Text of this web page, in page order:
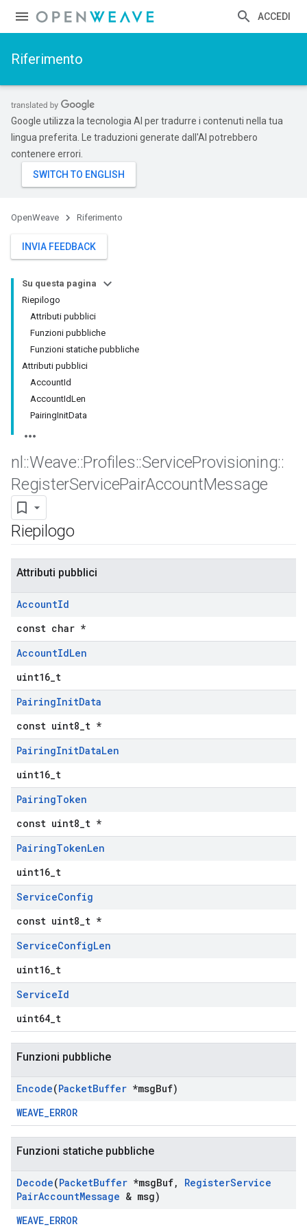
ACCEDI
Riferimento
Google utilizza la tecnologia AI per tradurre i contenuti nella tua
lingua preferita. Le traduzioni generate dall'AI potrebbero
contenere errori.
OpenWeave Riferimento
INVIA FEEDBACK
Su questa pagina
Riepilogo
Attributi pubblici
Funzioni pubbliche
Funzioni statiche pubbliche
Attributi pubblici
AccountId
AccountIdLen
PairingInitData
nl ::Weave::Profiles::ServiceProvisioning::
RegisterServicePairAccountMessage
Riepilogo
Attributi pubblici
AccountId
const char *
AccountIdLen
uint16_t
PairingInitData
const uint8_t *
PairingInitDataLen
uint16_t
PairingToken
const uint8_t *
PairingTokenLen
uint16_t
ServiceConfig
const uint8_t *
ServiceConfigLen
uint16_t
ServiceId
uint64_t
Funzioni pubbliche
Encode(PacketBuffer *msgBuf)
WEAVE_ERROR
Funzioni statiche pubbliche
Decode(PacketBuffer *msgBuf, RegisterService
PairAccountMessage & msg)
WEAVE_ERROR